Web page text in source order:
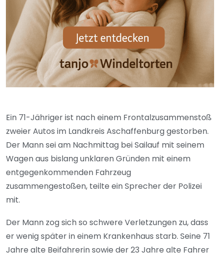
Ein 71-Jähriger ist nach einem Frontalzusammenstoß
zweier Autos im Landkreis Aschaffenburg gestorben.
Der Mann sei am Nachmittag bei Sailauf mit seinem
Wagen aus bislang unklaren Gründen mit einem
entgegenkommenden Fahrzeug
zusammengestoßen, teilte ein Sprecher der Polizei
mit.
Der Mann zog sich so schwere Verletzungen zu, dass
er wenig später in einem Krankenhaus starb. Seine 71
Jahre alte Beifahrerin sowie der 23 Jahre alte Fahrer